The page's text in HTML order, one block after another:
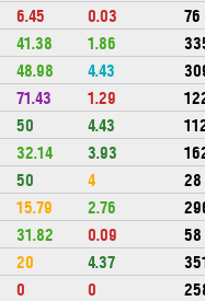
6.45 0.03 76
41.38 1.86
48.98 4.43
71.43 1.29
50 4.43
32.14 3.93
50 4 28
15.79 2.76
31.82 0.09 58
20 4.37
0 0